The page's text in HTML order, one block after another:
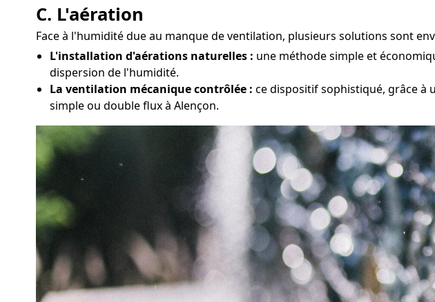
C. L'aération
Face à l'humidité due au manque de ventilation, plusieurs solutions sont
L'installation d'aérations naturelles : une méthode simple et
dispersion de l'humidité.
La ventilation mécanique contrôlée : ce dispositif sophistiqué, grâce à
simple ou double flux à Alençon.